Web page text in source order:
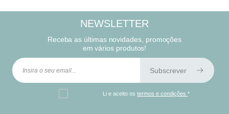
NEWSLETTER
Receba as últimas novidades, promoções
em vários produtos!
Subscrever
Li e aceito ostermos e condições*